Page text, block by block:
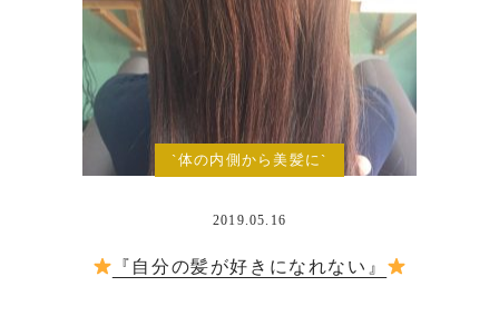
`体の内側から美髪に`
2019.05.16
『自分の髪が好きになれない』